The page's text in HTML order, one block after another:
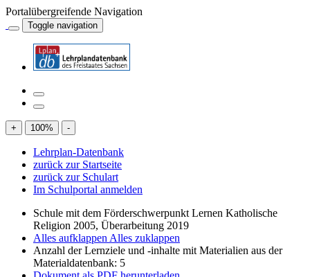
Portalübergreifende Navigation
Toggle navigation
+ 100% -
Lehrplan-Datenbank
zurück zur Startseite
zurück zur Schulart
Im Schulportal anmelden
Schule mit dem Förderschwerpunkt Lernen Katholische
Religion 2005, Überarbeitung 2019
Alles aufklappen Alles zuklappen
Anzahl der Lernziele und -inhalte mit Materialien aus der
Materialdatenbank: 5